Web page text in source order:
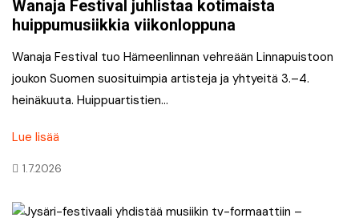
Wanaja Festival juhlistaa kotimaista
huippumusiikkia viikonloppuna
Wanaja Festival tuo Hämeenlinnan vehreään Linnapuistoon
joukon Suomen suosituimpia artisteja ja yhtyeitä 3.–4.
heinäkuuta. Huippuartistien…
Lue lisää
1.7.2026